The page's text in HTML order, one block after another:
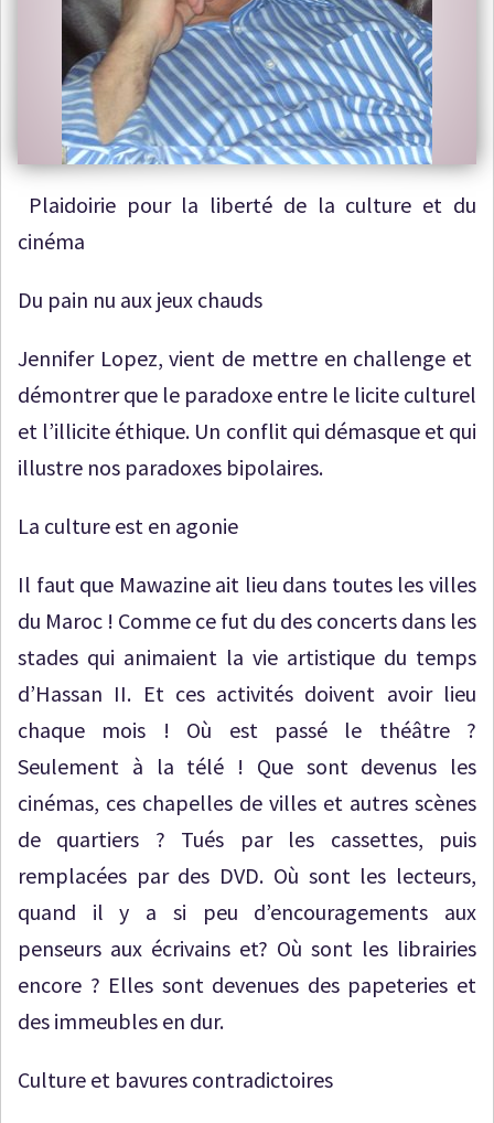
Plaidoirie pour la liberté de la culture et du
cinéma
Du pain nu aux jeux chauds
Jennifer Lopez, vient de mettre en challenge et
démontrer que le paradoxe entre le licite culturel
et l’illicite éthique. Un conflit qui démasque et qui
illustre nos paradoxes bipolaires.
La culture est en agonie
Il faut que Mawazine ait lieu dans toutes les villes
du Maroc ! Comme ce fut du des concerts dans les
stades qui animaient la vie artistique du temps
d’Hassan II. Et ces activités doivent avoir lieu
chaque mois ! Où est passé le théâtre ?
Seulement à la télé ! Que sont devenus les
cinémas, ces chapelles de villes et autres scènes
de quartiers ? Tués par les cassettes, puis
remplacées par des DVD. Où sont les lecteurs,
quand il y a si peu d’encouragements aux
penseurs aux écrivains et? Où sont les librairies
encore ? Elles sont devenues des papeteries et
des immeubles en dur.
Culture et bavures contradictoires